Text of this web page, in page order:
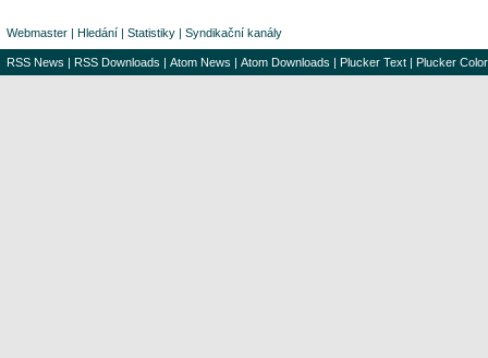
Webmaster | Hledání | Statistiky | Syndikační kanály
RSS News | RSS Downloads | Atom News | Atom Downloads | Plucker Text | Plucker Color